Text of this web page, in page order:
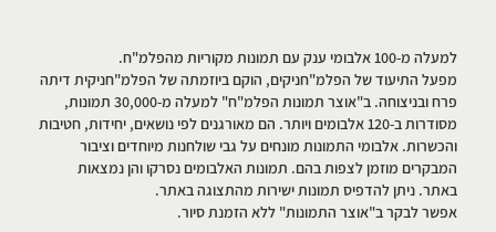
למעלה מ-100 אלבומי ענק עם תמונות מקוריות מהפלמ"ח.
מפעל התיעוד של הפלמ"חניקים, הוקם ביוזמתה של הפלמ"חניקית דיתה
פרח ובניצוחה. ב"אוצר תמונות הפלמ"ח" למעלה מ-30,000 תמונות,
מסודרות ב-120 אלבומים ויותר. הם מאורגנים לפי נושאים, יחידות, חטיבות
והכשרות. אלבומי התמונות מונחים על גבי שולחנות מיוחדים וציבור
המבקרים מוזמן לצפות בהם. תמונות האלבומים נסרקו והן נמצאות
באתר. ניתן להדפיס תמונות ישירות מהתצוגה באתר.
אפשר לבקר ב"אוצר התמונות" ללא הזמנת סיור.